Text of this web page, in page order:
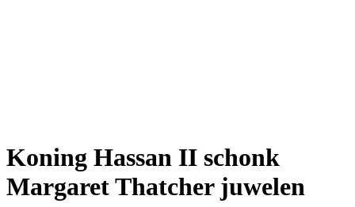
Koning Hassan II schonk
Margaret Thatcher juwelen